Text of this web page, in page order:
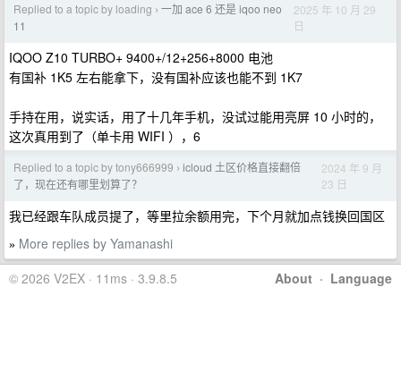
Replied to a topic by loading › 一加 ace 6 还是 iqoo neo
11
2025 年 10 月 29
日
IQOO Z10 TURBO+ 9400+/12+256+8000 电池
有国补 1K5 左右能拿下，没有国补应该也能不到 1K7
手持在用，说实话，用了十几年手机，没试过能用亮屏 10 小时的，
这次真用到了（单卡用 WIFI ），6
Replied to a topic by tony666999 › icloud 土区价格直接翻倍
了，现在还有哪里划算了？
2024 年 9 月
23 日
我已经跟车队成员提了，等里拉余额用完，下个月就加点钱换回国区
» More replies by Yamanashi
About · Language
© 2026 V2EX · 11ms · 3.9.8.5